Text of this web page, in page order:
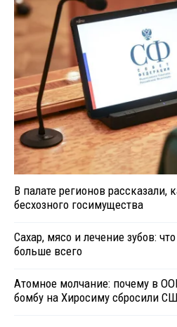
В палате регионов рассказали,
бесхозного госимущества
Сахар, мясо и лечение зубов:
больше всего
Атомное молчание: почему в
бомбу на Хиросиму сбросили